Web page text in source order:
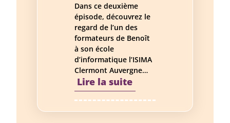
Dans ce deuxième
épisode, découvrez le
regard de l’un des
formateurs de Benoît
à son école
d’informatique l’ISIMA
Clermont Auvergne…
Lire la suite: